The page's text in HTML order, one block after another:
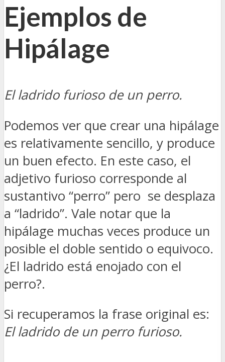
Ejemplos de
Hipálage
El ladrido furioso de un perro.
Podemos ver que crear una hipálage
es relativamente sencillo, y produce
un buen efecto. En este caso, el
adjetivo furioso corresponde al
sustantivo “perro” pero se desplaza
a “ladrido”. Vale notar que la
hipálage muchas veces produce un
posible el doble sentido o equivoco.
¿El ladrido está enojado con el
perro?.
Si recuperamos la frase original es:
El ladrido de un perro furioso.